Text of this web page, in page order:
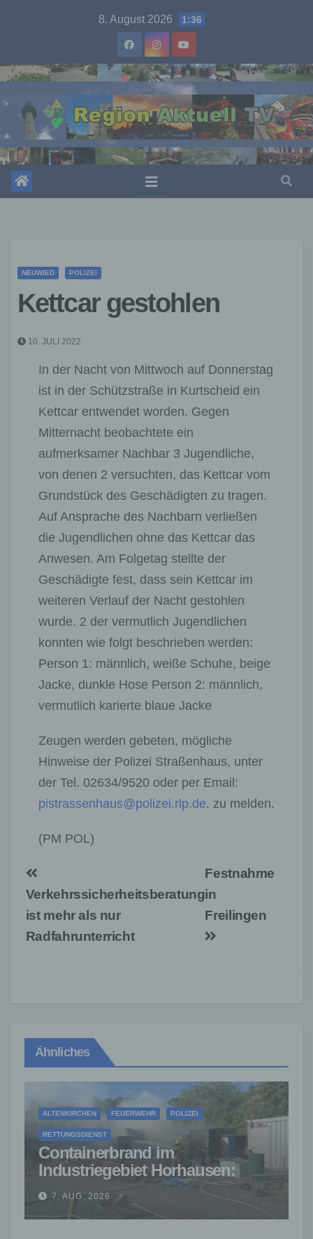
8. August 2026 1:36
NEUWIED POLIZEI
Kettcar gestohlen
10. JULI 2022
In der Nacht von Mittwoch auf Donnerstag
ist in der Schützstraße in Kurtscheid ein
Kettcar entwendet worden. Gegen
Mitternacht beobachtete ein
aufmerksamer Nachbar 3 Jugendliche,
von denen 2 versuchten, das Kettcar vom
Grundstück des Geschädigten zu tragen.
Auf Ansprache des Nachbarn verließen
die Jugendlichen ohne das Kettcar das
Anwesen. Am Folgetag stellte der
Geschädigte fest, dass sein Kettcar im
weiteren Verlauf der Nacht gestohlen
wurde. 2 der vermutlich Jugendlichen
konnten wie folgt beschrieben werden:
Person 1: männlich, weiße Schuhe, beige
Jacke, dunkle Hose Person 2: männlich,
vermutlich karierte blaue Jacke
Zeugen werden gebeten, mögliche
Hinweise der Polizei Straßenhaus, unter
der Tel. 02634/9520 oder per Email:
pistrassenhaus@polizei.rlp.de. zu melden.
(PM POL)
BeitragsnavigationFestnahme
in
Freilingen
Verkehrssicherheitsberatung
ist mehr als nur
Radfahrunterricht
Ähnliches
ALTENKIRCHEN FEUERWEHR POLIZEI
RETTUNGSDIENST
Containerbrand im
Industriegebiet Horhausen:
Feuerwehr verhindert weitere
Ausbreitung
7. AUG. 2026